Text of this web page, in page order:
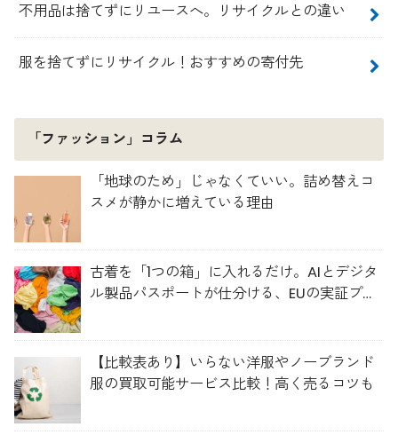
不用品は捨てずにリユースへ。リサイクルとの違い
服を捨てずにリサイクル！おすすめの寄付先
「ファッション」コラム
「地球のため」じゃなくていい。詰め替えコ
スメが静かに増えている理由
古着を「1つの箱」に入れるだけ。AIとデジタ
ル製品パスポートが仕分ける、EUの実証プロ
【比較表あり】いらない洋服やノーブランド
服の買取可能サービス比較！高く売るコツも